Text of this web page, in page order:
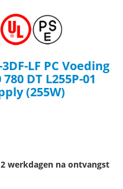
LF PC Voeding
DT L255P-01
(255W)
werkdagen na ontvangst